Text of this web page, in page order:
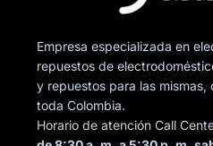
Empresa especializada en
repuestos de
y repuestos para las mismas,
toda Colombia.
Horario de atención Call